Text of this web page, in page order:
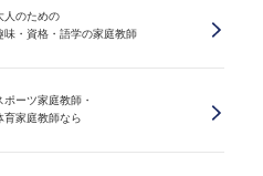
人のための
味・資格・語学の家庭教師
ポーツ家庭教師・
育家庭教師なら